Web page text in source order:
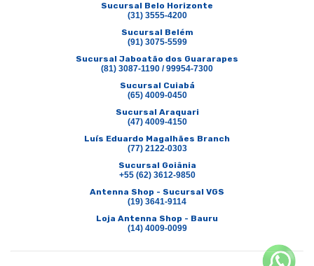
Sucursal Belo Horizonte
(31) 3555-4200
Sucursal Belém
(91) 3075-5599
Sucursal Jaboatão dos Guararapes
(81) 3087-1190 / 99954-7300
Sucursal Cuiabá
(65) 4009-0450
Sucursal Araquari
(47) 4009-4150
Luís Eduardo Magalhães Branch
(77) 2122-0303
Sucursal Goiânia
+55 (62) 3612-9850
Antenna Shop - Sucursal VGS
(19) 3641-9114
Loja Antenna Shop - Bauru
(14) 4009-0099